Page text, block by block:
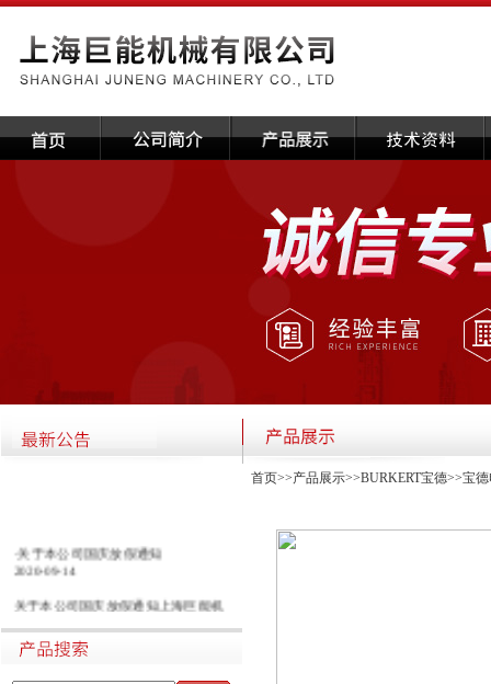
·关于本公司国庆放假通知
2020-09-14
关于本公司国庆放假通知上海巨能机
排：一二三四五六日21初五22初六23
初七24初八25初九26初十班27十一28
首页>>产品展示>>BURKERT宝德>>宝